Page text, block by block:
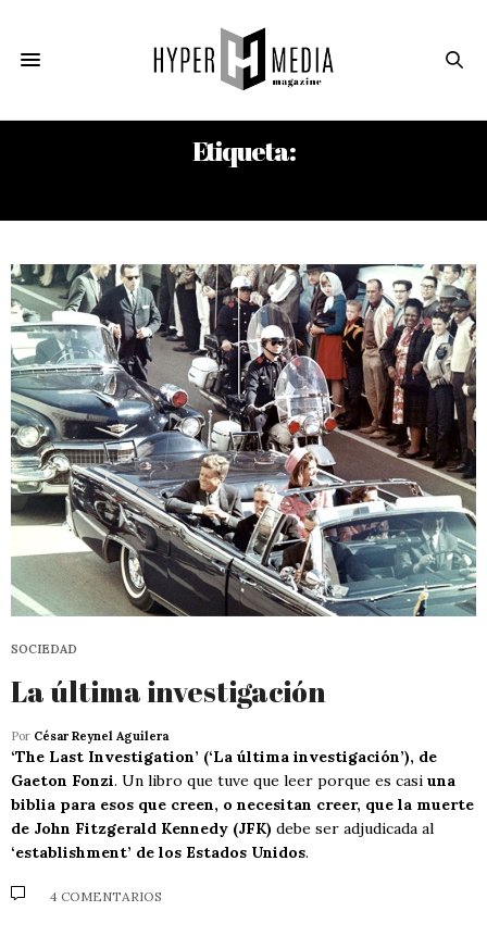
Etiqueta:
SOCIEDAD
La última investigación
Por César Reynel Aguilera
‘The Last Investigation’ (‘La última investigación’), de
Gaeton Fonzi. Un libro que tuve que leer porque es casi una
biblia para esos que creen, o necesitan creer, que la muerte
de John Fitzgerald Kennedy (JFK) debe ser adjudicada al
‘establishment’ de los Estados Unidos.
4 COMENTARIOS